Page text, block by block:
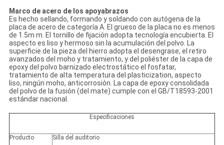
Marco de acero de los apoyabrazos
Es hecho sellando, formando y soldando con autógena de la
placa de acero de categoría A. El grueso de la placa no es menos
de 1.5m m. El tornillo de fijación adopta tecnología encubierta. El
aspecto es liso y hermoso sin la acumulación del polvo. La
superficie de la pieza del hierro adopta el desengrase, el retiro
avanzados del moho y tratamiento, y del poliéster de la capa de
epoxy del polvo barnizado electrostático el fosfatar,
tratamiento de alta temperatura del plasticization, aspecto
liso, ningún moho, anticorrosión. La capa de epoxy consolidada
del polvo de la fusión (del mate) cumple con el GB/T18593-2001
estándar nacional.
Especificaciones
Producto Silla del auditorio